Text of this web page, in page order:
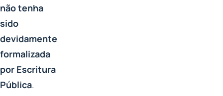
não tenha
sido
devidamente
formalizada
por Escritura
Pública.